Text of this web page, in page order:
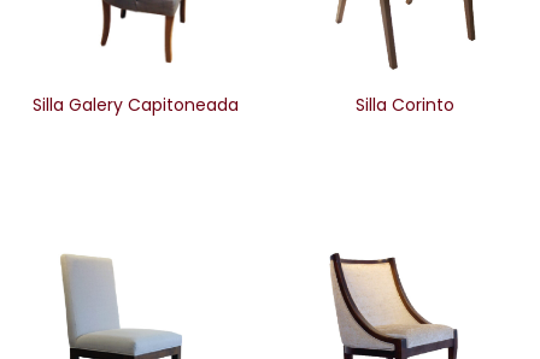
Silla Galery Capitoneada Silla Corinto